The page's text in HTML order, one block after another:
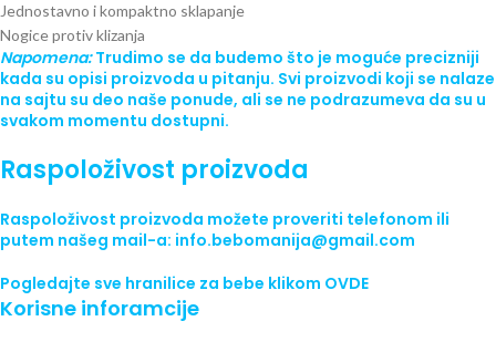
Jednostavno i kompaktno sklapanje
Nogice protiv klizanja
Napomena:Trudimo se da budemo što je moguće precizniji
kada su opisi proizvoda u pitanju. Svi proizvodi koji se nalaze
na sajtu su deo naše ponude, ali se ne podrazumeva da su u
svakom momentu dostupni.
Raspoloživost proizvoda
Raspoloživost proizvoda možete proveriti telefonom ili
putem našeg mail-a: info.bebomanija@gmail.com
Pogledajte sve hranilice za bebe klikom OVDE
Korisne inforamcije